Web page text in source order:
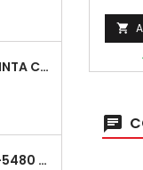
PFI-050 BK TINTA COMPATÍVEL PRETA
KYOCERA TK-5480 PACK TONERS COMPATÍVEIS
